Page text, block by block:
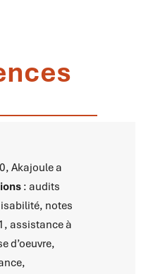
Akajoule a
: audits
notes
assistance à
d’oeuvre,